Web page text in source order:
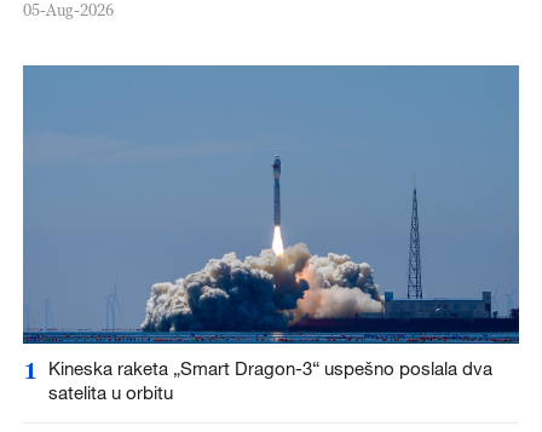
05-Aug-2026
1
Kineska raketa „Smart Dragon-3“ uspešno poslala dva
satelita u orbitu